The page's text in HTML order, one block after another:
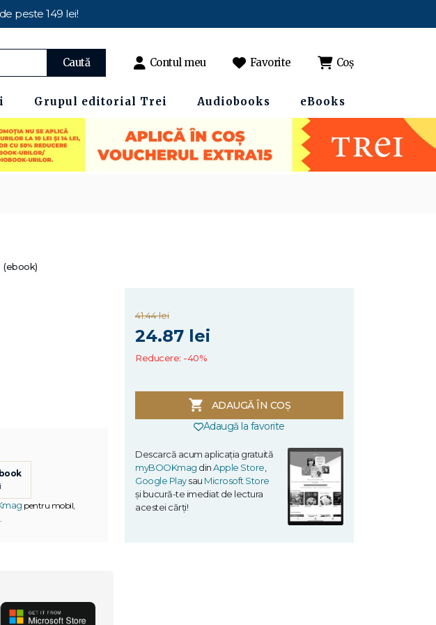
peste 149 lei!
Caută Contul meu Favorite Coș
Grupul editorial Trei Audiobooks eBooks
(ebook)
pentru mobil,
41.44 lei
24.87 lei
Reducere: -40%
ADAUGĂ ÎN COȘ
Adaugă la favorite
Descarcă acum aplicația gratuită
myBOOKmag dinApple Store
Google Playsau Microsoft Store
și bucură-te imediat de lectura
acestei cărți!